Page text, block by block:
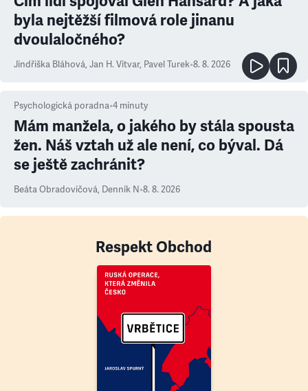
byla nejtěžší filmová role jinanu
dvoulaločného?
Jindřiška Bláhová, Jan H. Vitvar, Pavel Turek•8. 8. 2026
Psychologická poradna•4 minuty
Mám manžela, o jakého by stála spousta
žen. Náš vztah už ale není, co býval. Dá
se ještě zachránit?
Beáta Obradovičová, Denník N•8. 8. 2026
Respekt Obchod